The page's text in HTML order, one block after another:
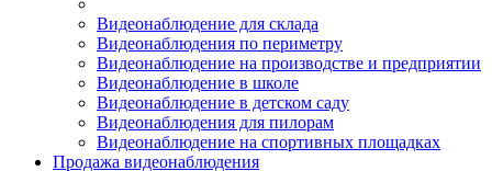
Видеонаблюдение для склада
Видеонаблюдения по периметру
Видеонаблюдение на производстве и предприятии
Видеонаблюдение в школе
Видеонаблюдение в детском саду
Видеонаблюдения для пилорам
Видеонаблюдение на спортивных площадках
Продажа видеонаблюдения